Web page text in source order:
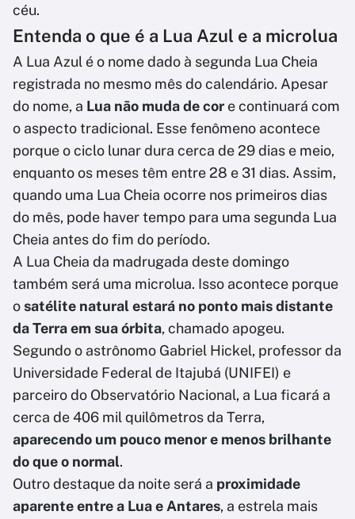
céu.
Entenda o que é a Lua Azul e a microlua
A Lua Azul é o nome dado à segunda Lua Cheia
registrada no mesmo mês do calendário. Apesar
do nome, a Lua não muda de cor e continuará com
o aspecto tradicional. Esse fenômeno acontece
porque o ciclo lunar dura cerca de 29 dias e meio,
enquanto os meses têm entre 28 e 31 dias. Assim,
quando uma Lua Cheia ocorre nos primeiros dias
do mês, pode haver tempo para uma segunda Lua
Cheia antes do fim do período.
A Lua Cheia da madrugada deste domingo
também será uma microlua. Isso acontece porque
osatélite natural estará no ponto mais distante
da Terra em sua órbita, chamado apogeu.
Segundo o astrônomo Gabriel Hickel, professor da
Universidade Federal de Itajubá (UNIFEI) e
parceiro do Observatório Nacional, a Lua ficará a
cerca de 406 mil quilômetros da Terra,
aparecendo um pouco menor e menos brilhante
do que o normal.
Outro destaque da noite será a proximidade
aparente entre a Lua e Antares, a estrela mais